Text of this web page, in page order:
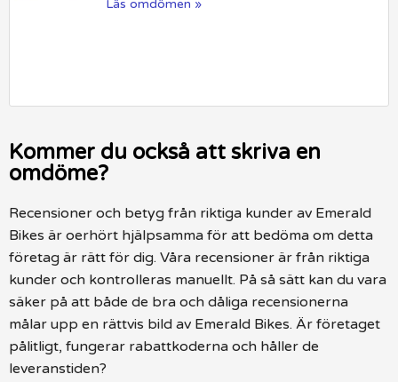
Läs omdömen »
Kommer du också att skriva en
omdöme?
Recensioner och betyg från riktiga kunder av Emerald
Bikes är oerhört hjälpsamma för att bedöma om detta
företag är rätt för dig. Våra recensioner är från riktiga
kunder och kontrolleras manuellt. På så sätt kan du vara
säker på att både de bra och dåliga recensionerna
målar upp en rättvis bild av Emerald Bikes. Är företaget
pålitligt, fungerar rabattkoderna och håller de
leveranstiden?